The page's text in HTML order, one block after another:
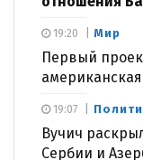
Мир
Первый
19:20
Вучич
Сербии и
19:07